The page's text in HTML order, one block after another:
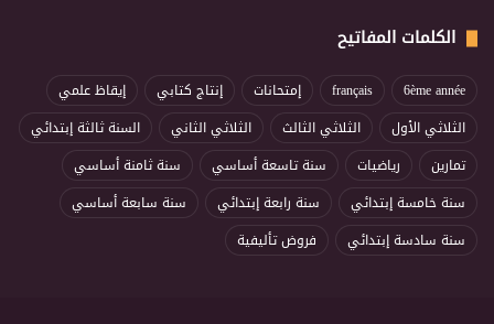
الكلمات المفاتيح
6ème année
français إمتحانات إنتاج كتابي
إيقاظ علمي
الثلاثي الأول
الثلاثي الثالث الثلاثي الثاني
السنة ثالثة إبتدائي
تمارين
رياضيات سنة تاسعة أساسي
سنة ثامنة أساسي
سنة خامسة إبتدائي
سنة رابعة إبتدائي
سنة سابعة أساسي
سنة سادسة إبتدائي
فروض تأليفية